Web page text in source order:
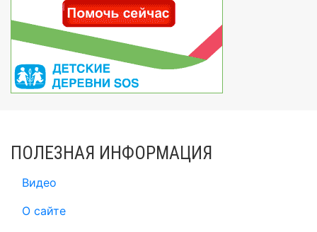
ПОЛЕЗНАЯ ИНФОРМАЦИЯ
Видео
О сайте